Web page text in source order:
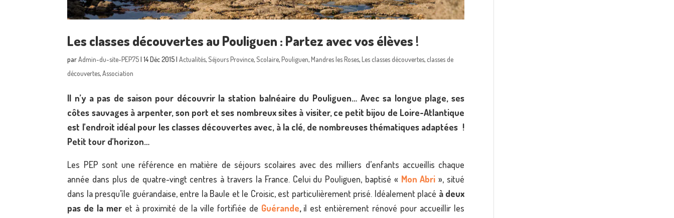
Les classes découvertes au Pouliguen : Partez avec vos élèves !
parAdmin-du-site-PEP75|14 Déc 2015|Actualités, Séjours Province, Scolaire,Pouliguen,Mandres les Roses,Les classes découvertes,classes de
découvertes,Association
Il n’y a pas de saison pour découvrir la station balnéaire du Pouliguen… Avec sa longue plage, ses
côtes sauvages à arpenter, son port et ses nombreux sites à visiter, ce petit bijou de Loire-Atlantique
est l’endroit idéal pour les classes découvertes avec, à la clé, de nombreuses thématiques adaptées !
Petit tour d’horizon…
Les PEP sont une référence en matière de séjours scolaires avec des milliers d’enfants accueillis chaque
année dans plus de quatre-vingt centres à travers la France. Celui du Pouliguen, baptisé « Mon Abri », situé
dans la presqu’île guérandaise, entre la Baule et le Croisic, est particulièrement prisé. Idéalement placé à deux
pas de la mer et à proximité de la ville fortifiée de Guérande,il est entièrement rénové pour accueillir les